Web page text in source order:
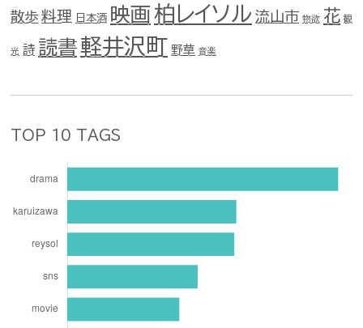
散歩 料理 日本酒 映画 柏レイソル 流山市 物欲 花 観
光 詩 読書軽井沢町 野草 音楽
TOP 10 TAGS